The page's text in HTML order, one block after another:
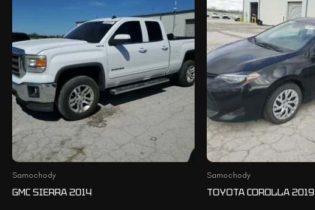
Samochody
GMC SIERRA 2014
Samochody
TOYOTA COROLLA 2019